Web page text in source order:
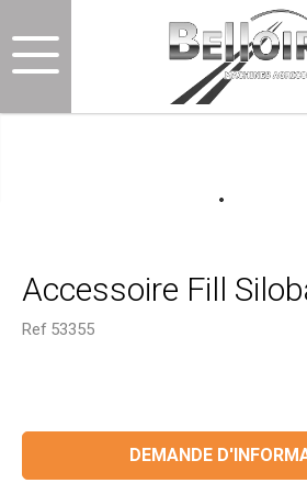
Accessoire Fill
Ref 53355
DEMANDE